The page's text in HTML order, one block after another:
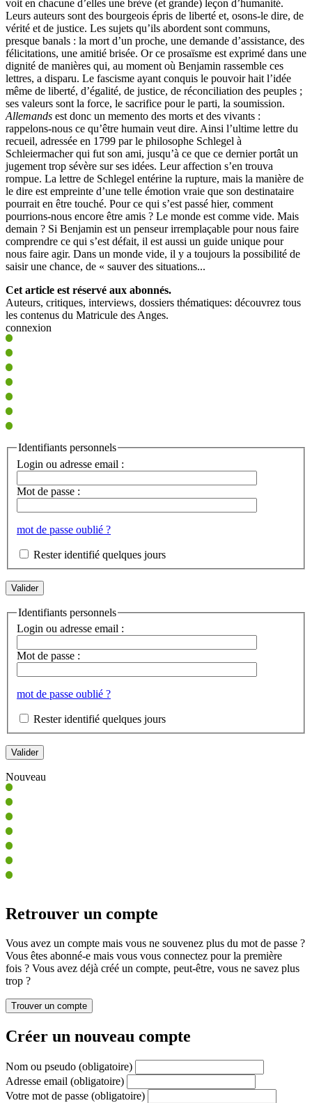
voit en chacune d’elles une brève (et grande) leçon d’humanité.
Leurs auteurs sont des bourgeois épris de liberté et, osons-le dire, de
vérité et de justice. Les sujets qu’ils abordent sont communs,
presque banals : la mort d’un proche, une demande d’assistance, des
félicitations, une amitié brisée. Or ce prosaïsme est exprimé dans une
dignité de manières qui, au moment où Benjamin rassemble ces
lettres, a disparu. Le fascisme ayant conquis le pouvoir hait l’idée
même de liberté, d’égalité, de justice, de réconciliation des peuples ;
ses valeurs sont la force, le sacrifice pour le parti, la soumission.
Allemands est donc un memento des morts et des vivants :
rappelons-nous ce qu’être humain veut dire. Ainsi l’ultime lettre du
recueil, adressée en 1799 par le philosophe Schlegel à
Schleiermacher qui fut son ami, jusqu’à ce que ce dernier portât un
jugement trop sévère sur ses idées. Leur affection s’en trouva
rompue. La lettre de Schlegel entérine la rupture, mais la manière de
le dire est empreinte d’une telle émotion vraie que son destinataire
pourrait en être touché. Pour ce qui s’est passé hier, comment
pourrions-nous encore être amis ? Le monde est comme vide. Mais
demain ? Si Benjamin est un penseur irremplaçable pour nous faire
comprendre ce qui s’est défait, il est aussi un guide unique pour
nous faire agir. Dans un monde vide, il y a toujours la possibilité de
saisir une chance, de « sauver des situations...
Cet article est réservé aux abonnés.
Auteurs, critiques, interviews, dossiers thématiques: découvrez tous
les contenus du Matricule des Anges.
connexion
Identifiants personnels
Login ou adresse email :
Mot de passe :
mot de passe oublié ?
Rester identifié quelques jours
Identifiants personnels
Login ou adresse email :
Mot de passe :
mot de passe oublié ?
Rester identifié quelques jours
Nouveau
Retrouver un compte
Vous avez un compte mais vous ne souvenez plus du mot de passe ?
Vous êtes abonné-e mais vous vous connectez pour la première
fois ? Vous avez déjà créé un compte, peut-être, vous ne savez plus
trop ?
Créer un nouveau compte
Nom ou pseudo (obligatoire)
Adresse email (obligatoire)
Votre mot de passe (obligatoire)